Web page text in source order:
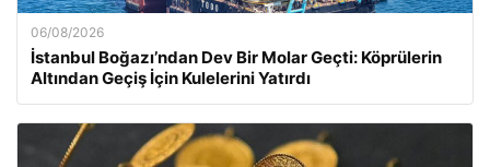
06/08/2026
İstanbul Boğazı’ndan Dev Bir Molar Geçti: Köprülerin
Altından Geçiş İçin Kulelerini Yatırdı